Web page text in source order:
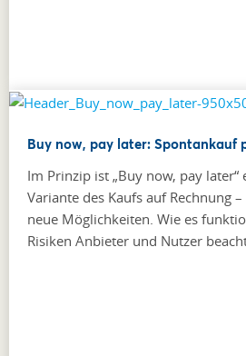
Buy now, pay later: Spontankauf
Im Prinzip ist „Buy now, pay later“
Variante des Kaufs auf Rechnung
neue Möglichkeiten. Wie es
Risiken Anbieter und Nutzer